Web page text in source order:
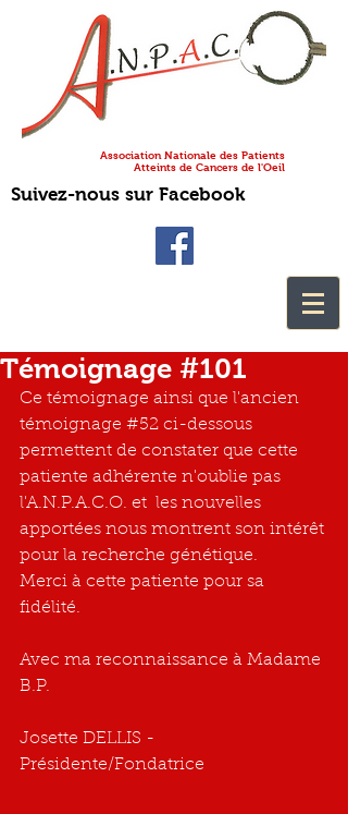
Association Nationale des Patients
Atteints de Cancers de l'Oeil
Suivez-nous sur Facebook
Témoignage #101
Ce témoignage ainsi que l'ancien
témoignage #52 ci-dessous
permettent de constater que cette
patiente adhérente n'oublie pas
l'A.N.P.A.C.O. et  les nouvelles
apportées nous montrent son intérêt
pour la recherche génétique.
Merci à cette patiente pour sa
fidélité.
Avec ma reconnaissance à Madame
B.P.
Josette DELLIS -
Présidente/Fondatrice